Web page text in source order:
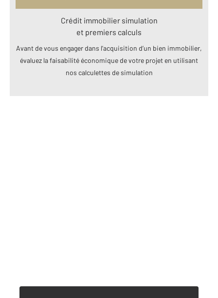
Crédit immobilier simulation
et premiers calculs
Avant de vous engager dans l’acquisition d’un bien immobilier,
évaluez la faisabilité économique de votre projet en utilisant
nos calculettes de simulation